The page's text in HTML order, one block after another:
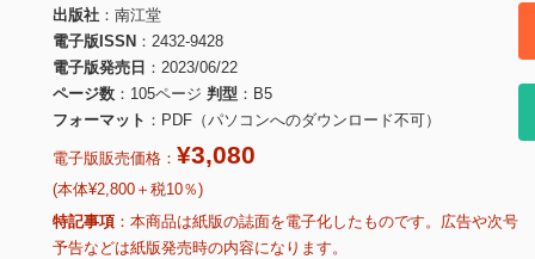
出版社
南江堂
電子版ISSN
2432-9428
電子版発売日
2023/06/22
ページ数
105ページ 判型
B5
フォーマット
PDF（パソコンへのダウンロード不可）
電子版販売価格： ¥3,080
(本体¥2,800＋税10％)
特記事項
本商品は紙版の誌面を電子化したものです。広告や次号
予告などは紙版発売時の内容になります。